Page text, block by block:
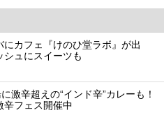
カフェ『けのひ堂ラボ』が出
シュにスイーツも
激辛超えの“インド辛”カレーも！
辛フェス開催中